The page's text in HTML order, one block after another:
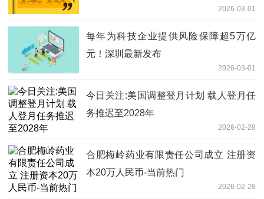
2026-03-01
每年为科技企业提供风险保障超5万亿
元！深圳最新发布
2026-03-01
今日关注:美国调整登月计划 载人登月任
务推迟至2028年
2026-02-28
合肥梅岭药业有限责任公司成立 注册资
本20万人民币-当前热门
2026-02-28